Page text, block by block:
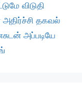
விடுதி
தகவல்
அப்படியே